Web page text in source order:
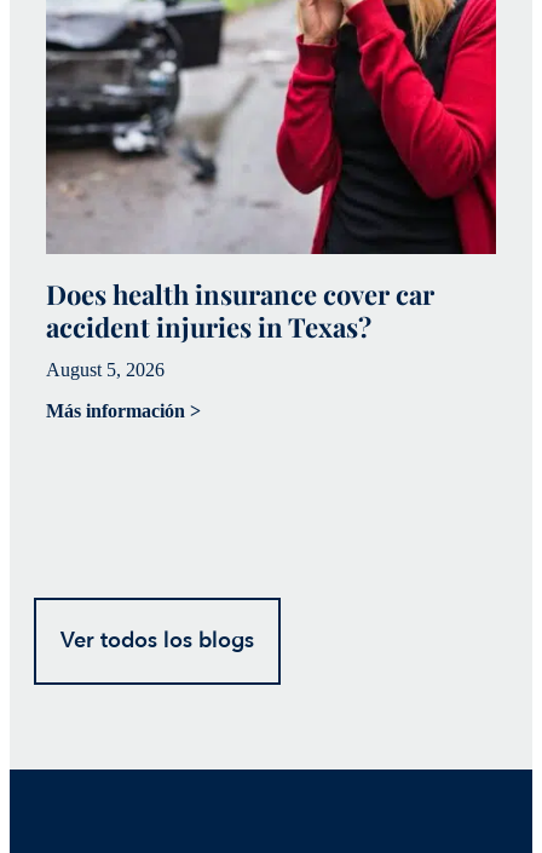
Does health insurance cover car
accident injuries in Texas?
August 5, 2026
Más información >
Ver todos los blogs